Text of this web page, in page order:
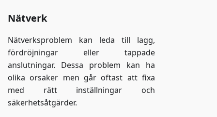
Nätverk
Nätverksproblem kan leda till lagg,
fördröjningar eller tappade
anslutningar. Dessa problem kan ha
olika orsaker men går oftast att fixa
med rätt inställningar och
säkerhetsåtgärder.